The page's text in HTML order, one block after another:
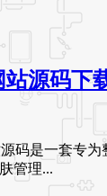
源码下
码是一套专
管理...